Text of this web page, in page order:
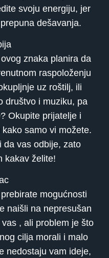
svoju energiju, jer
dešavanja.
znaka planira da
raspoloženju
uz roštilj, ili
društvo i muziku, pa
Okupite prijatelje i
samo vi možete.
da vas odbije, zato
kakav želite!
mogućnosti
naišli na nepresušan
, ali problem je što
cilja morali i malo
nedostaju vam ideje,